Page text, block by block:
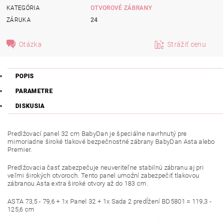
KATEGÓRIA
OTVOROVÉ ZÁBRANY
ZÁRUKA
24
Otázka Strážiť cenu
POPIS
PARAMETRE
DISKUSIA
Predlžovací panel 32 cm BabyDan je špeciálne navrhnutý pre
mimoriadne široké tlakové bezpečnostné zábrany BabyDan Asta alebo
Premier.
Predlžovacia časť zabezpečuje neuveriteľne stabilnú zábranu aj pri
veľmi širokých otvoroch. Tento panel umožní zabezpečiť tlakovou
zábranou Asta extra široké otvory až do 183 cm.
ASTA 73,5 - 79,6 + 1x Panel 32 + 1x Sada 2 predĺžení BD5801 = 119,3 -
125,6 cm